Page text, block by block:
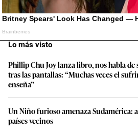
Lo más visto
Phillip Chu Joy lanza libro, nos habla de
tras las pantallas: “Muchas veces el
enseña”
Un Niño furioso amenaza Sudamérica:
países vecinos